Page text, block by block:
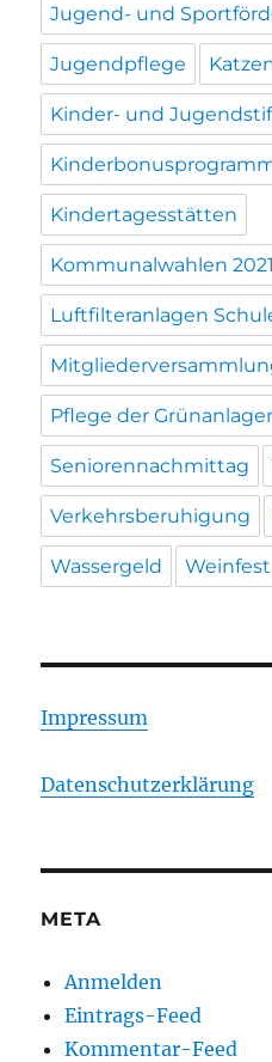
Jugend- und
Jugendpflege
Kinder- und
Kindertagesstätten
Kommunalwahlen 2021
Luftfilteranlagen
Pflege der
Seniorennachmittag
Verkehrsberuhigung
Wassergeld Weinfest
Impressum
Datenschutzerklärung
META
Anmelden
Eintrags-Feed
Kommentar-Feed